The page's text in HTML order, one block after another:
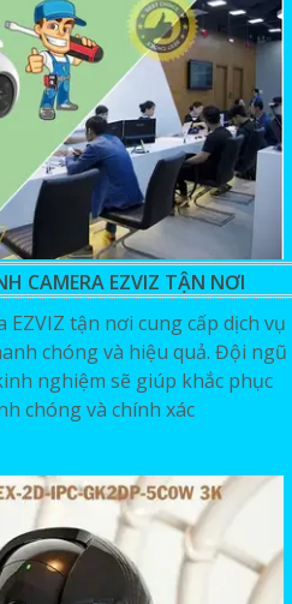
CAMERA EZVIZ TẬN NƠI
tận nơi cung cấp dịch vụ
chóng và hiệu quả. Đội ngũ
nghiệm sẽ giúp khắc phục
chóng và chính xác